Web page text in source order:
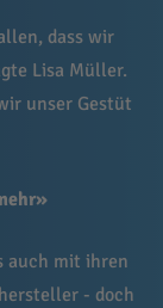
dass wir
Lisa Müller.
unser Gestüt
auch mit ihren
- doch